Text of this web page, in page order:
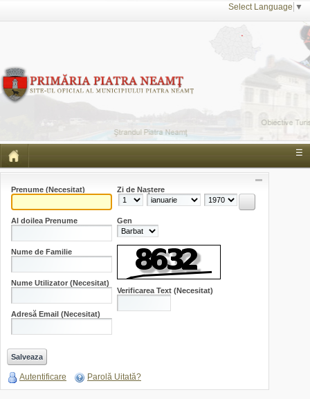
Select Language ▼
☰
Prenume (Necesitat)
Al doilea Prenume
Nume de Familie
Nume Utilizator (Necesitat)
Adresă Email (Necesitat)
Zi de Naștere
Gen
Verificarea Text (Necesitat)
Autentificare Parolă Uitată?